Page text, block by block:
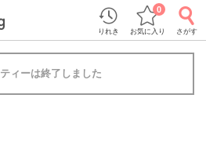
りれき お気に入り
0
さがす
ィーは終了しました